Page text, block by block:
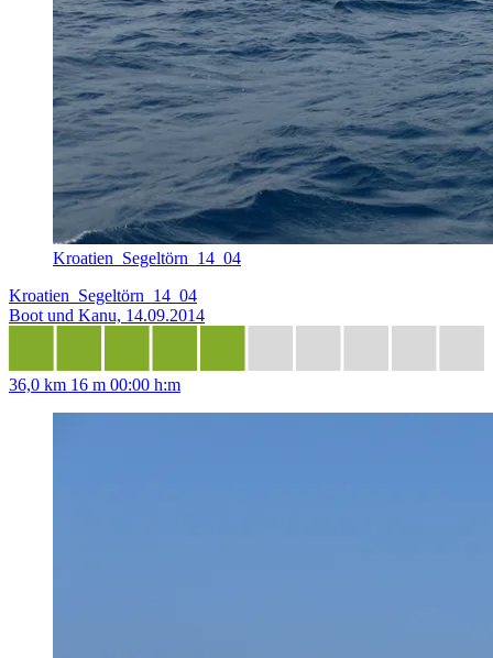
Kroatien_Segeltörn_14_04
Kroatien_Segeltörn_14_04
Boot und Kanu, 14.09.2014
36,0 km 16 m 00:00 h:m